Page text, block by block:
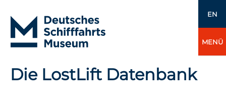
EN
MENÜ
Die LostLift Datenbank